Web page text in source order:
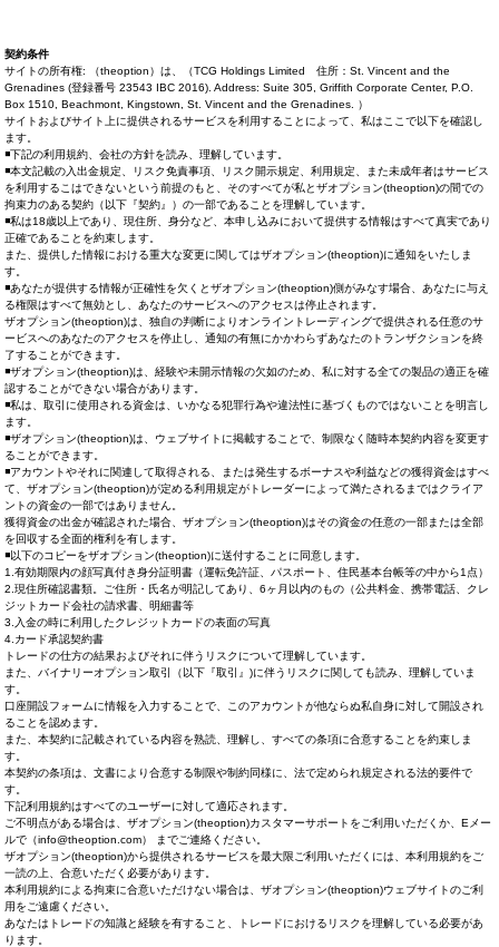
契約条件
サイトの所有権: （theoption）は、（TCG Holdings Limited 住所：St. Vincent and the
Grenadines (登録番号 23543 IBC 2016). Address: Suite 305, Griffith Corporate Center, P.O.
Box 1510, Beachmont, Kingstown, St. Vincent and the Grenadines. ）
サイトおよびサイト上に提供されるサービスを利用することによって、私はここで以下を確認し
ます。
◾下記の利用規約、会社の方針を読み、理解しています。
◾本文記載の入出金規定、リスク免責事項、リスク開示規定、利用規定、また未成年者はサービス
を利用するこはできないという前提のもと、そのすべてが私とザオプション(theoption)の間での
拘束力のある契約（以下『契約』）の一部であることを理解しています。
◾私は18歳以上であり、現住所、身分など、本申し込みにおいて提供する情報はすべて真実であり
正確であることを約束します。
また、提供した情報における重大な変更に関してはザオプション(theoption)に通知をいたしま
す。
◾あなたが提供する情報が正確性を欠くとザオプション(theoption)側がみなす場合、あなたに与え
る権限はすべて無効とし、あなたのサービスへのアクセスは停止されます。
ザオプション(theoption)は、独自の判断によりオンライントレーディングで提供される任意のサ
ービスへのあなたのアクセスを停止し、通知の有無にかかわらずあなたのトランザクションを終
了することができます。
◾ザオプション(theoption)は、経験や未開示情報の欠如のため、私に対する全ての製品の適正を確
認することができない場合があります。
◾私は、取引に使用される資金は、いかなる犯罪行為や違法性に基づくものではないことを明言し
ます。
◾ザオプション(theoption)は、ウェブサイトに掲載することで、制限なく随時本契約内容を変更す
ることができます。
◾アカウントやそれに関連して取得される、または発生するボーナスや利益などの獲得資金はすべ
て、ザオプション(theoption)が定める利用規定がトレーダーによって満たされるまではクライア
ントの資金の一部ではありません。
獲得資金の出金が確認された場合、ザオプション(theoption)はその資金の任意の一部または全部
を回収する全面的権利を有します。
◾以下のコピーをザオプション(theoption)に送付することに同意します。
1.有効期限内の顔写真付き身分証明書（運転免許証、パスポート、住民基本台帳等の中から1点）
2.現住所確認書類。ご住所・氏名が明記してあり、6ヶ月以内のもの（公共料金、携帯電話、クレ
ジットカード会社の請求書、明細書等
3.入金の時に利用したクレジットカードの表面の写真
4.カード承認契約書
トレードの仕方の結果およびそれに伴うリスクについて理解しています。
また、バイナリーオプション取引（以下『取引』)に伴うリスクに関しても読み、理解していま
す。
口座開設フォームに情報を入力することで、このアカウントが他ならぬ私自身に対して開設され
ることを認めます。
また、本契約に記載されている内容を熟読、理解し、すべての条項に合意することを約束しま
す。
本契約の条項は、文書により合意する制限や制約同様に、法で定められ規定される法的要件で
す。
下記利用規約はすべてのユーザーに対して適応されます。
ご不明点がある場合は、ザオプション(theoption)カスタマーサポートをご利用いただくか、Eメー
ルで（info@theoption.com） までご連絡ください。
ザオプション(theoption)から提供されるサービスを最大限ご利用いただくには、本利用規約をご
一読の上、合意いただく必要があります。
本利用規約による拘束に合意いただけない場合は、ザオプション(theoption)ウェブサイトのご利
用をご遠慮ください。
あなたはトレードの知識と経験を有すること、トレードにおけるリスクを理解している必要があ
ります。